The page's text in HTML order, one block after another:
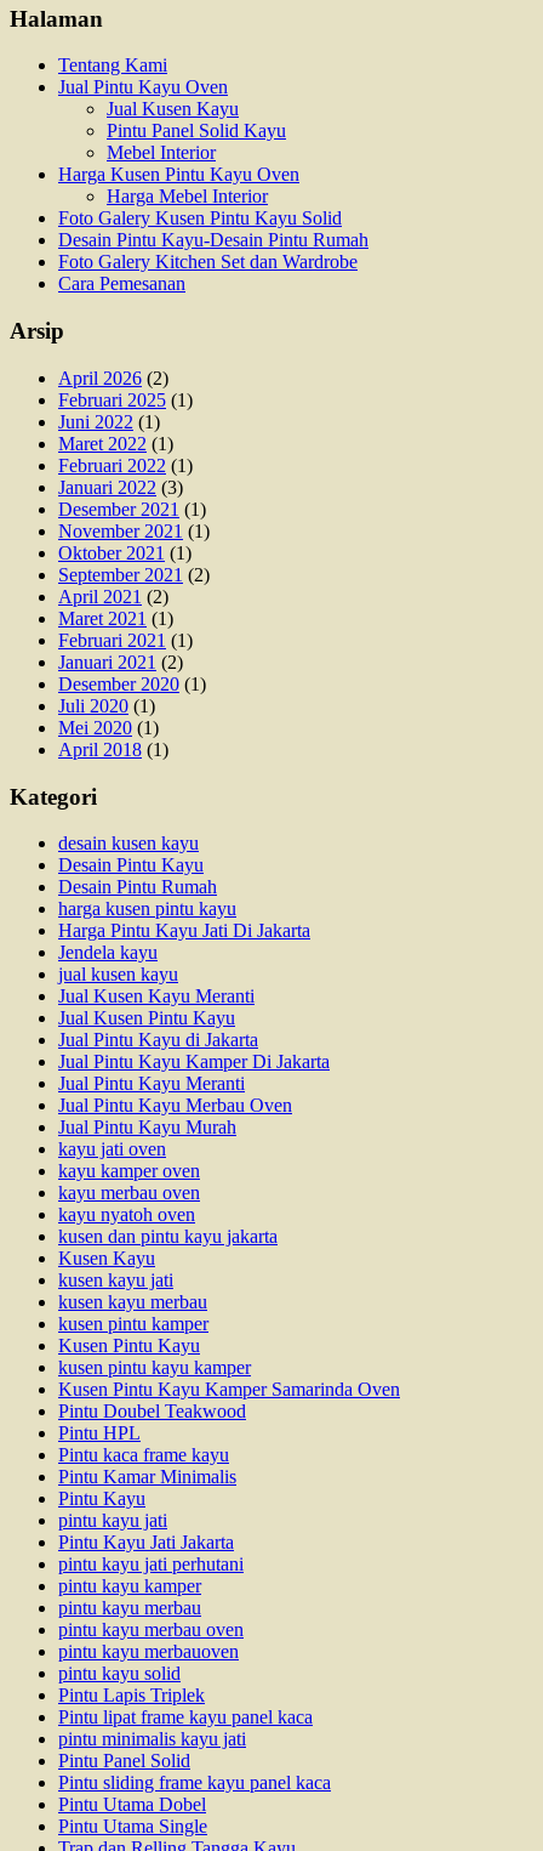
Halaman
Tentang Kami
Jual Pintu Kayu Oven
Jual Kusen Kayu
Pintu Panel Solid Kayu
Mebel Interior
Harga Kusen Pintu Kayu Oven
Harga Mebel Interior
Foto Galery Kusen Pintu Kayu Solid
Desain Pintu Kayu-Desain Pintu Rumah
Foto Galery Kitchen Set dan Wardrobe
Cara Pemesanan
Arsip
April 2026 (2)
Februari 2025 (1)
Juni 2022 (1)
Maret 2022 (1)
Februari 2022 (1)
Januari 2022 (3)
Desember 2021 (1)
November 2021 (1)
Oktober 2021 (1)
September 2021 (2)
April 2021 (2)
Maret 2021 (1)
Februari 2021 (1)
Januari 2021 (2)
Desember 2020 (1)
Juli 2020 (1)
Mei 2020 (1)
April 2018 (1)
Kategori
desain kusen kayu
Desain Pintu Kayu
Desain Pintu Rumah
harga kusen pintu kayu
Harga Pintu Kayu Jati Di Jakarta
Jendela kayu
jual kusen kayu
Jual Kusen Kayu Meranti
Jual Kusen Pintu Kayu
Jual Pintu Kayu di Jakarta
Jual Pintu Kayu Kamper Di Jakarta
Jual Pintu Kayu Meranti
Jual Pintu Kayu Merbau Oven
Jual Pintu Kayu Murah
kayu jati oven
kayu kamper oven
kayu merbau oven
kayu nyatoh oven
kusen dan pintu kayu jakarta
Kusen Kayu
kusen kayu jati
kusen kayu merbau
kusen pintu kamper
Kusen Pintu Kayu
kusen pintu kayu kamper
Kusen Pintu Kayu Kamper Samarinda Oven
Pintu Doubel Teakwood
Pintu HPL
Pintu kaca frame kayu
Pintu Kamar Minimalis
Pintu Kayu
pintu kayu jati
Pintu Kayu Jati Jakarta
pintu kayu jati perhutani
pintu kayu kamper
pintu kayu merbau
pintu kayu merbau oven
pintu kayu merbauoven
pintu kayu solid
Pintu Lapis Triplek
Pintu lipat frame kayu panel kaca
pintu minimalis kayu jati
Pintu Panel Solid
Pintu sliding frame kayu panel kaca
Pintu Utama Dobel
Pintu Utama Single